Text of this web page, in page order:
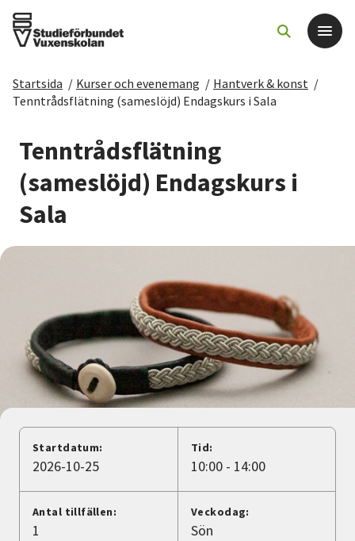
Det här gör vi
För dig som
Sök kurser och evenemang
Cirkelledare
Nyheter
Avdelningar
Lyssna
Startsida / Kurser och evenemang / Hantverk & konst /
Tenntrådsflätning (sameslöjd) Endagskurs i Sala
Tenntrådsflätning
(sameslöjd) Endagskurs i
Sala
Startdatum:
2026-10-25
Tid:
10:00 - 14:00
Antal tillfällen:
1
Veckodag:
Sön